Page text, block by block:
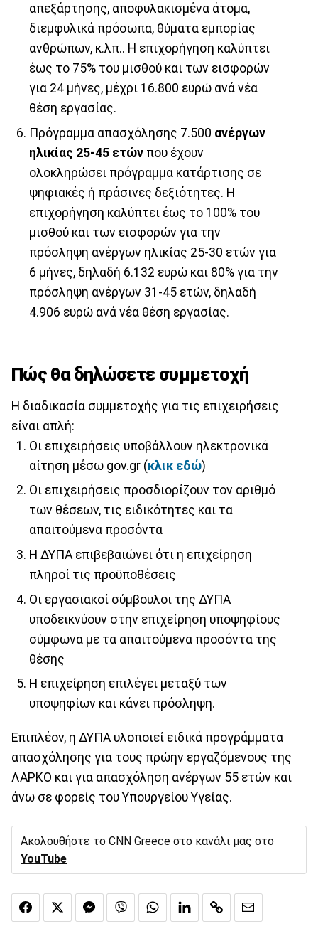
απεξάρτησης, αποφυλακισμένα άτομα,
διεμφυλικά πρόσωπα, θύματα εμπορίας
ανθρώπων, κ.λπ.. Η επιχορήγηση καλύπτει
έως το 75% του μισθού και των εισφορών
για 24 μήνες, μέχρι 16.800 ευρώ ανά νέα
θέση εργασίας.
Πρόγραμμα απασχόλησης 7.500 ανέργων
ηλικίας 25-45 ετών που έχουν
ολοκληρώσει πρόγραμμα κατάρτισης σε
ψηφιακές ή πράσινες δεξιότητες. Η
επιχορήγηση καλύπτει έως το 100% του
μισθού και των εισφορών για την
πρόσληψη ανέργων ηλικίας 25-30 ετών για
6 μήνες, δηλαδή 6.132 ευρώ και 80% για την
πρόσληψη ανέργων 31-45 ετών, δηλαδή
4.906 ευρώ ανά νέα θέση εργασίας.
Πώς θα δηλώσετε συμμετοχή
Η διαδικασία συμμετοχής για τις επιχειρήσεις
είναι απλή:
Οι επιχειρήσεις υποβάλλουν ηλεκτρονικά
αίτηση μέσω gov.gr (κλικ εδώ)
Οι επιχειρήσεις προσδιορίζουν τον αριθμό
των θέσεων, τις ειδικότητες και τα
απαιτούμενα προσόντα
H ΔΥΠΑ επιβεβαιώνει ότι η επιχείρηση
πληροί τις προϋποθέσεις
Οι εργασιακοί σύμβουλοι της ΔΥΠΑ
υποδεικνύουν στην επιχείρηση υποψηφίους
σύμφωνα με τα απαιτούμενα προσόντα της
θέσης
Η επιχείρηση επιλέγει μεταξύ των
υποψηφίων και κάνει πρόσληψη.
Επιπλέον, η ΔΥΠΑ υλοποιεί ειδικά προγράμματα
απασχόλησης για τους πρώην εργαζόμενους της
ΛΑΡΚΟ και για απασχόληση ανέργων 55 ετών και
άνω σε φορείς του Υπουργείου Υγείας.
Ακολουθήστε το CNN Greece στο κανάλι μας στο
YouTube